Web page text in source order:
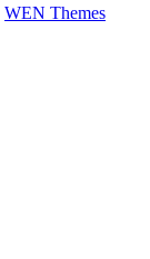
WEN Themes